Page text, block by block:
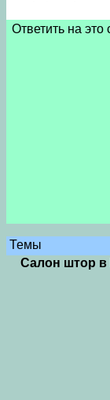
Ответить на
Темы
Салон штор в